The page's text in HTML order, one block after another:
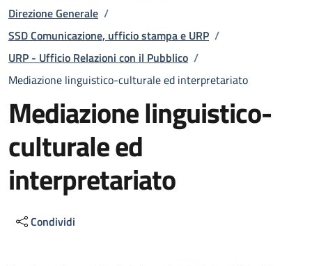
Direzione Generale /
SSD Comunicazione, ufficio stampa e URP /
URP - Ufficio Relazioni con il Pubblico /
Mediazione linguistico-culturale ed interpretariato
Mediazione linguistico-
culturale ed
interpretariato
Condividi